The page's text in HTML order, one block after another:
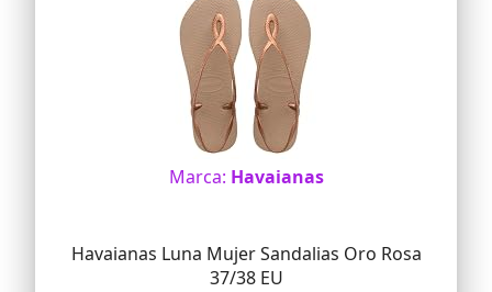
Marca: Havaianas
Havaianas Luna Mujer Sandalias Oro Rosa
37/38 EU